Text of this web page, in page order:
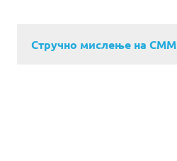
Стручно мислење на СММ